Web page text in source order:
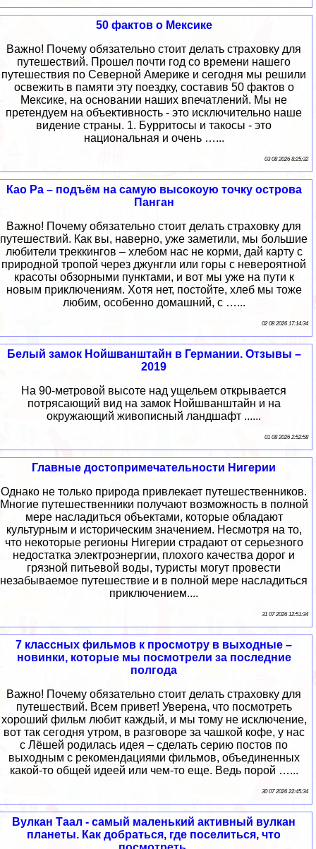
50 фактов о Мексике
Важно! Почему обязательно стоит делать страховку для
путешествий. Прошел почти год со времени нашего
путешествия по Северной Америке и сегодня мы решили
освежить в памяти эту поездку, составив 50 фактов о
Мексике, на основании наших впечатлений. Мы не
претендуем на объективность - это исключительно наше
видение страны. 1. Бурритосы и такосы - это
национальная и очень …...
03 08 2026 8:25:32
Као Ра – подъём на самую высокоую точку острова
Панган
Важно! Почему обязательно стоит делать страховку для
путешествий. Как вы, наверно, уже заметили, мы большие
любители треккингов – хлебом нас не корми, дай карту с
природной тропой через джунгли или горы с невероятной
красоты обзорными пунктами, и вот мы уже на пути к
новым приключениям. Хотя нет, постойте, хлеб мы тоже
любим, особенно домашний, с …...
02 08 2026 17:14:34
Белый замок Нойшванштайн в Германии. Отзывы –
2019
На 90-метровой высоте над ущельем открывается
потрясающий вид на замок Нойшванштайн и на
окружающий живописный ландшафт ......
01 08 2026 2:52:58
Главные достопримечательности Нигерии
Однако не только природа привлекает путешественников.
Многие путешественники получают возможность в полной
мере насладиться объектами, которые обладают
культурным и историческим значением. Несмотря на то,
что некоторые регионы Нигерии страдают от серьезного
недостатка электроэнергии, плохого качества дорог и
грязной питьевой воды, туристы могут провести
незабываемое путешествие и в полной мере насладиться
приключением....
31 07 2026 12:51:34
7 классных фильмов к просмотру в выходные –
новинки, которые мы посмотрели за последние
полгода
Важно! Почему обязательно стоит делать страховку для
путешествий. Всем привет! Уверена, что посмотреть
хороший фильм любит каждый, и мы тому не исключение,
вот так сегодня утром, в разговоре за чашкой кофе, у нас
с Лёшей родилась идея – сделать серию постов по
выходным с рекомендациями фильмов, объединенных
какой-то общей идеей или чем-то еще. Ведь порой …...
30 07 2026 22:45:34
Вулкан Таал - самый маленький активный вулкан
планеты. Как добраться, где поселиться, что